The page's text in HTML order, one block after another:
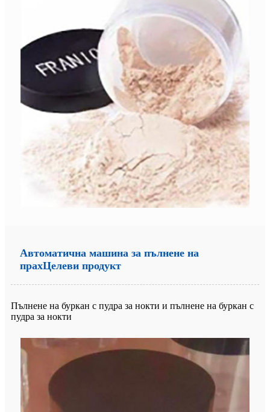
Автоматична машина за пълнене на
прахЦелеви продукт
Пълнене на буркан с пудра за нокти и пълнене на буркан с
пудра за нокти